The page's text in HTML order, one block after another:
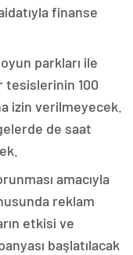
finanse
parkları ile
tesislerinin 100
izin verilmeyecek.
de saat
amacıyla
reklam
etkisi ve
başlatılacak